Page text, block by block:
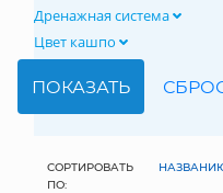
Дренажная система
Цвет кашпо
СОРТИРОВАТЬ
ПО: